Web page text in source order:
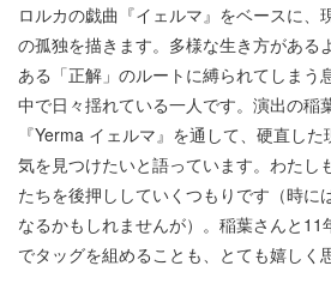
ロルカの戯曲『イェルマ』をベースに、
の孤独を描きます。多様な生き方がある
ある「正解」のルートに縛られてしまう
中で日々揺れている一人です。演出の稲
『Yerma イェルマ』を通して、硬直し
気を見つけたいと語っています。わたし
たちを後押ししていくつもりです（時に
なるかもしれませんが）。稲葉さんと11
でタッグを組めることも、とても嬉しく